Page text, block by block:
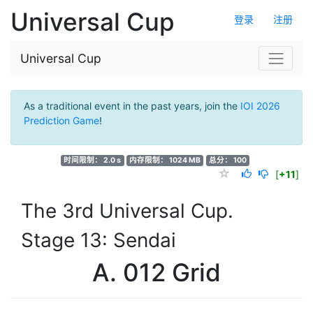
登录 注册
Universal Cup
Universal Cup
As a traditional event in the past years, join the IOI 2026
Prediction Game!
时间限制： 2.0 s 内存限制： 1024 MB 总分： 100
[+11]
The 3rd Universal Cup.
Stage 13: Sendai
A. 012 Grid